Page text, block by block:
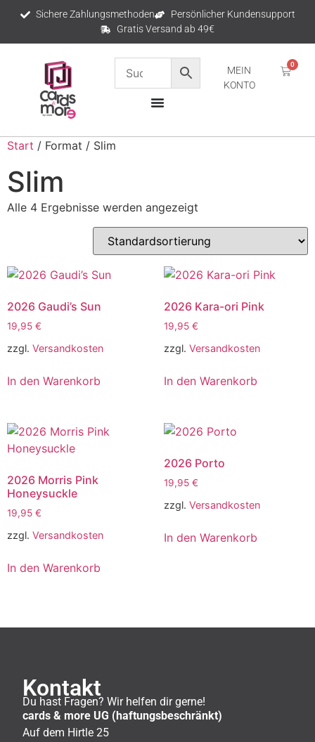
Sichere Zahlungsmethoden
Persönlicher Kundensupport
Gratis Versand ab 49€
MEIN
KONTO
0
Start / Format / Slim
Slim
Alle 4 Ergebnisse werden angezeigt
2026 Gaudi’s Sun
19,95 €
zzgl. Versandkosten
In den Warenkorb
2026 Kara-ori Pink
19,95 €
zzgl. Versandkosten
In den Warenkorb
2026 Morris Pink
Honeysuckle
19,95 €
zzgl. Versandkosten
In den Warenkorb
2026 Porto
19,95 €
zzgl. Versandkosten
In den Warenkorb
Kontakt
Du hast Fragen? Wir helfen dir gerne!
cards & more UG (haftungsbeschränkt)
Auf dem Hirtle 25